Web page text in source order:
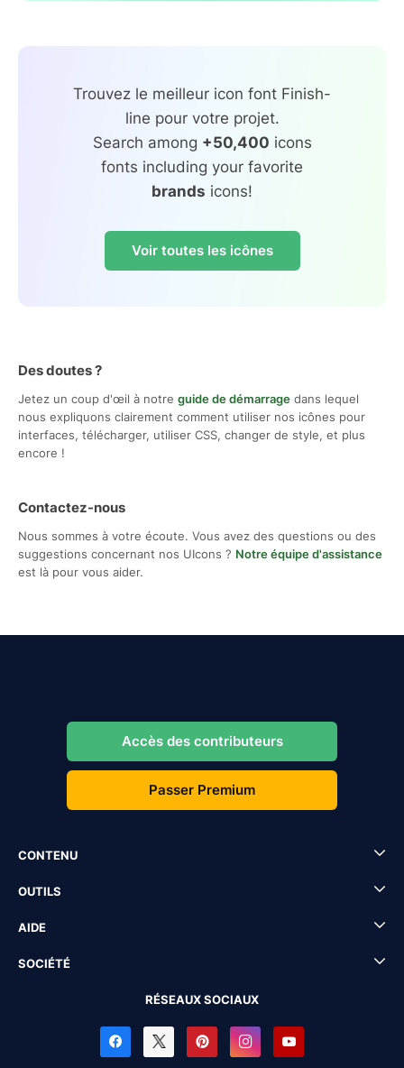
Trouvez le meilleur icon font Finish-
line pour votre projet.
Search among +50,400 icons
fonts including your favorite
brands icons!
Voir toutes les icônes
Des doutes ?
Jetez un coup d'œil à notre guide de démarrage dans lequel
nous expliquons clairement comment utiliser nos icônes pour
interfaces, télécharger, utiliser CSS, changer de style, et plus
encore !
Contactez-nous
Nous sommes à votre écoute. Vous avez des questions ou des
suggestions concernant nos UIcons ? Notre équipe d'assistance
est là pour vous aider.
Accès des contributeurs
Passer Premium
CONTENU
OUTILS
AIDE
SOCIÉTÉ
RÉSEAUX SOCIAUX